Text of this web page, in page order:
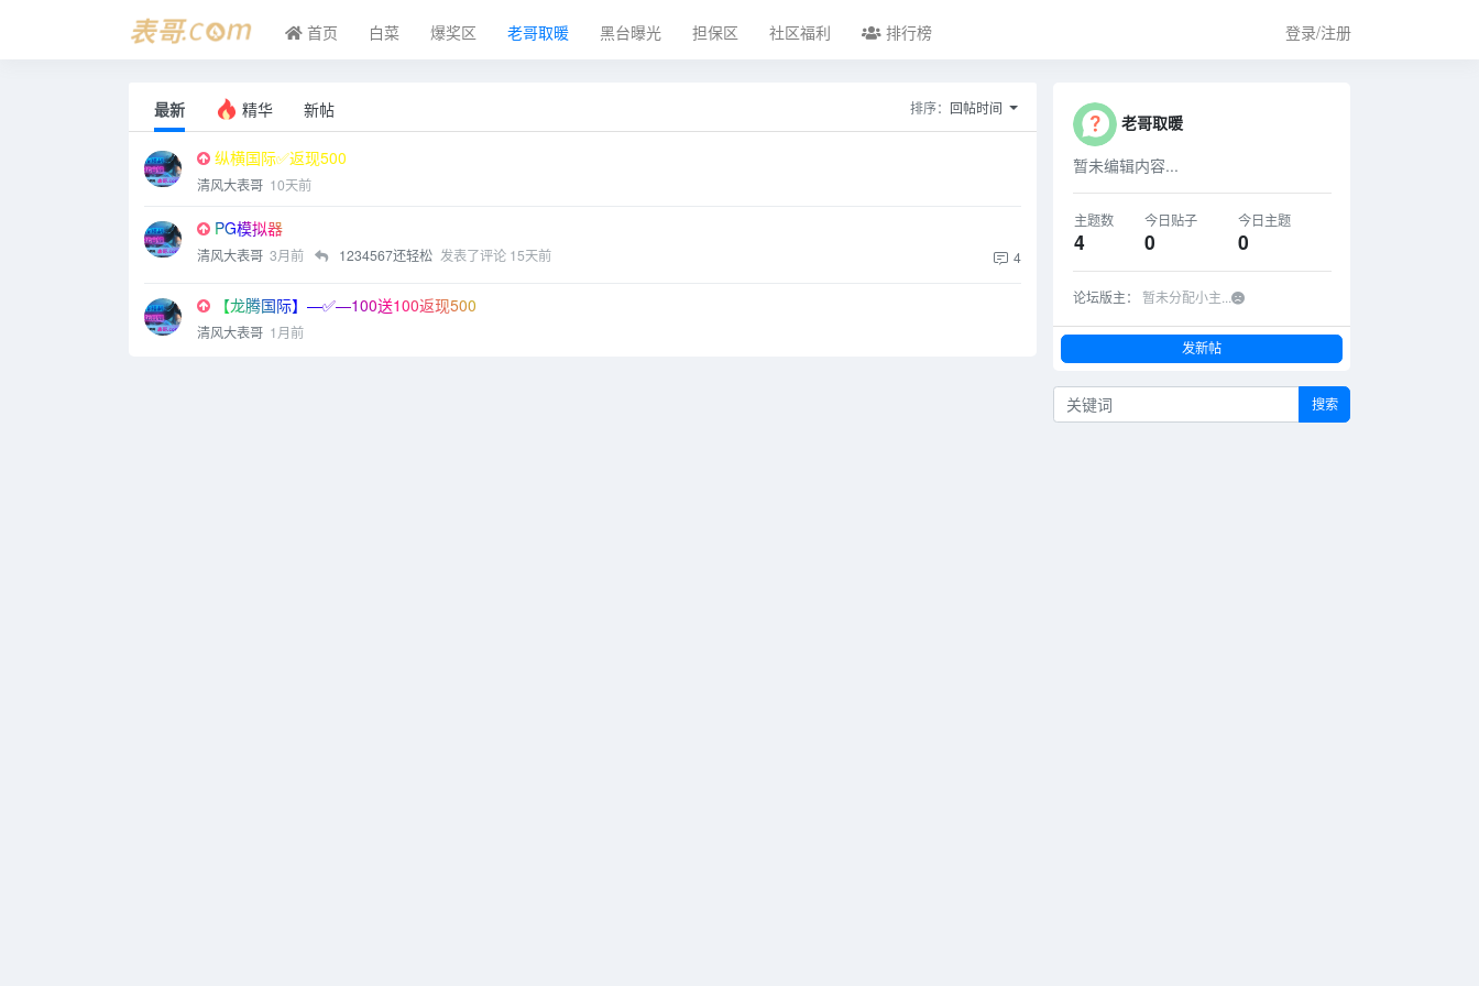
首页 白菜 爆奖区 老哥取暖 黑台曝光 担保区 社区福利 排行榜 登录/注册
最新 精华 新帖 排序： 回帖时间
纵横国际✅返现500
清风大表哥 10天前
PG模拟器
清风大表哥 3月前 1234567还轻松 发表了评论15天前 4
【龙腾国际】—✅—100送100返现500
清风大表哥 1月前
老哥取暖
暂未编辑内容...
主题数
4
今日贴子
0
今日主题
0
论坛版主： 暂未分配小主...
发新帖
搜索